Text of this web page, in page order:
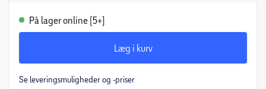
På lager online (5+)
Læg i kurv
Se leveringsmuligheder og -priser